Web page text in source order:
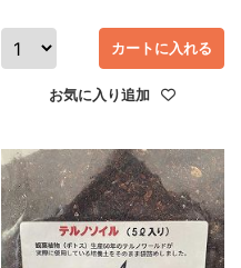
カートに入れる
お気に入り追加